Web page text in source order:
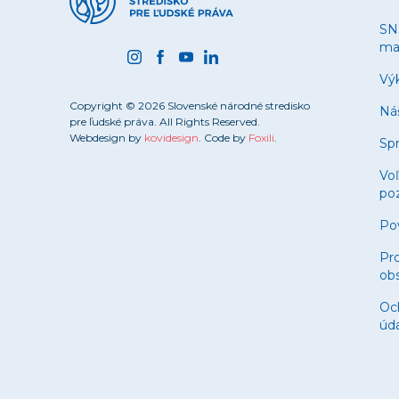
Copyright © 2026 Slovenské národné stredisko
pre ľudské práva. All Rights Reserved.
Webdesign by kovidesign. Code by Foxili.